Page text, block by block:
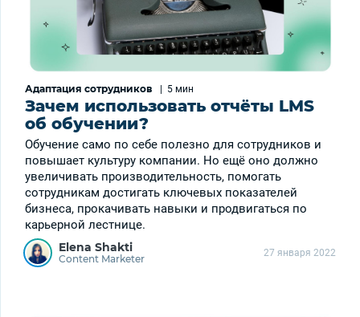
Адаптация сотрудников 5 мин
Зачем использовать отчёты LMS
об обучении?
Обучение само по себе полезно для сотрудников и
повышает культуру компании. Но ещё оно должно
увеличивать производительность, помогать
сотрудникам достигать ключевых показателей
бизнеса, прокачивать навыки и продвигаться по
карьерной лестнице.
Elena Shakti
Content Marketer 27 января 2022